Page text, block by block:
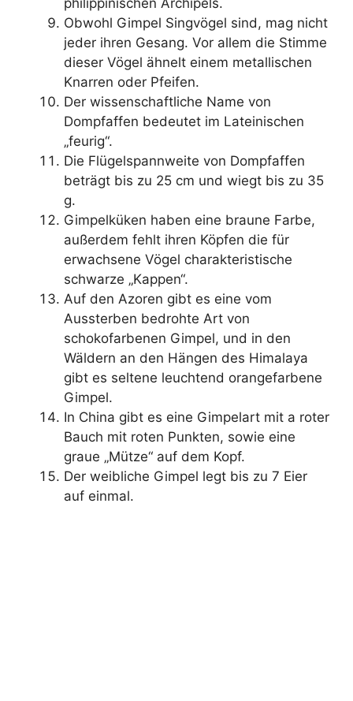
philippinischen Archipels.
Obwohl Gimpel Singvögel sind, mag nicht
jeder ihren Gesang. Vor allem die Stimme
dieser Vögel ähnelt einem metallischen
Knarren oder Pfeifen.
Der wissenschaftliche Name von
Dompfaffen bedeutet im Lateinischen
„feurig“.
Die Flügelspannweite von Dompfaffen
beträgt bis zu 25 cm und wiegt bis zu 35
g.
Gimpelküken haben eine braune Farbe,
außerdem fehlt ihren Köpfen die für
erwachsene Vögel charakteristische
schwarze „Kappen“.
Auf den Azoren gibt es eine vom
Aussterben bedrohte Art von
schokofarbenen Gimpel, und in den
Wäldern an den Hängen des Himalaya
gibt es seltene leuchtend orangefarbene
Gimpel.
In China gibt es eine Gimpelart mit a roter
Bauch mit roten Punkten, sowie eine
graue „Mütze“ auf dem Kopf.
Der weibliche Gimpel legt bis zu 7 Eier
auf einmal.